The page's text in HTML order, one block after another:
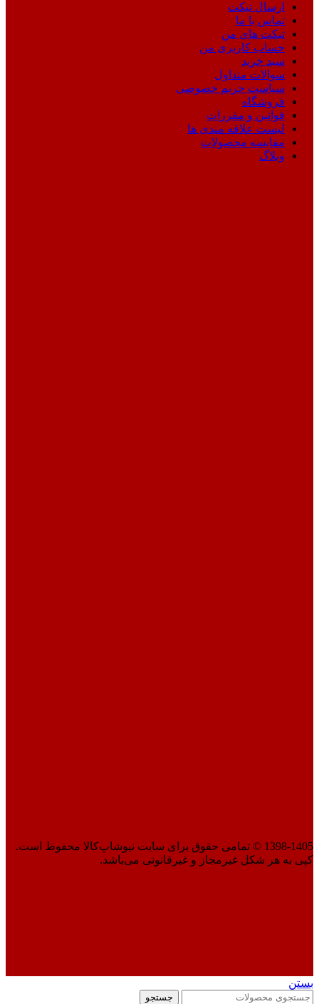
ارسال تیکت
تماس با ما
تیکت های من
حساب کاربری من
سبد خرید
سوالات متداول
سیاست حریم خصوصی
فروشگاه
قوانین و مقررات
لیست علاقه مندی ها
مقایسه محصولات
وبلاگ
1398-1405 © تمامی حقوق برای سایت نیوشاپ‌کالا محفوظ است.
کپی به هر شکل غیرمجاز و غیرقانونی می‌باشد.
بستن
جستجو